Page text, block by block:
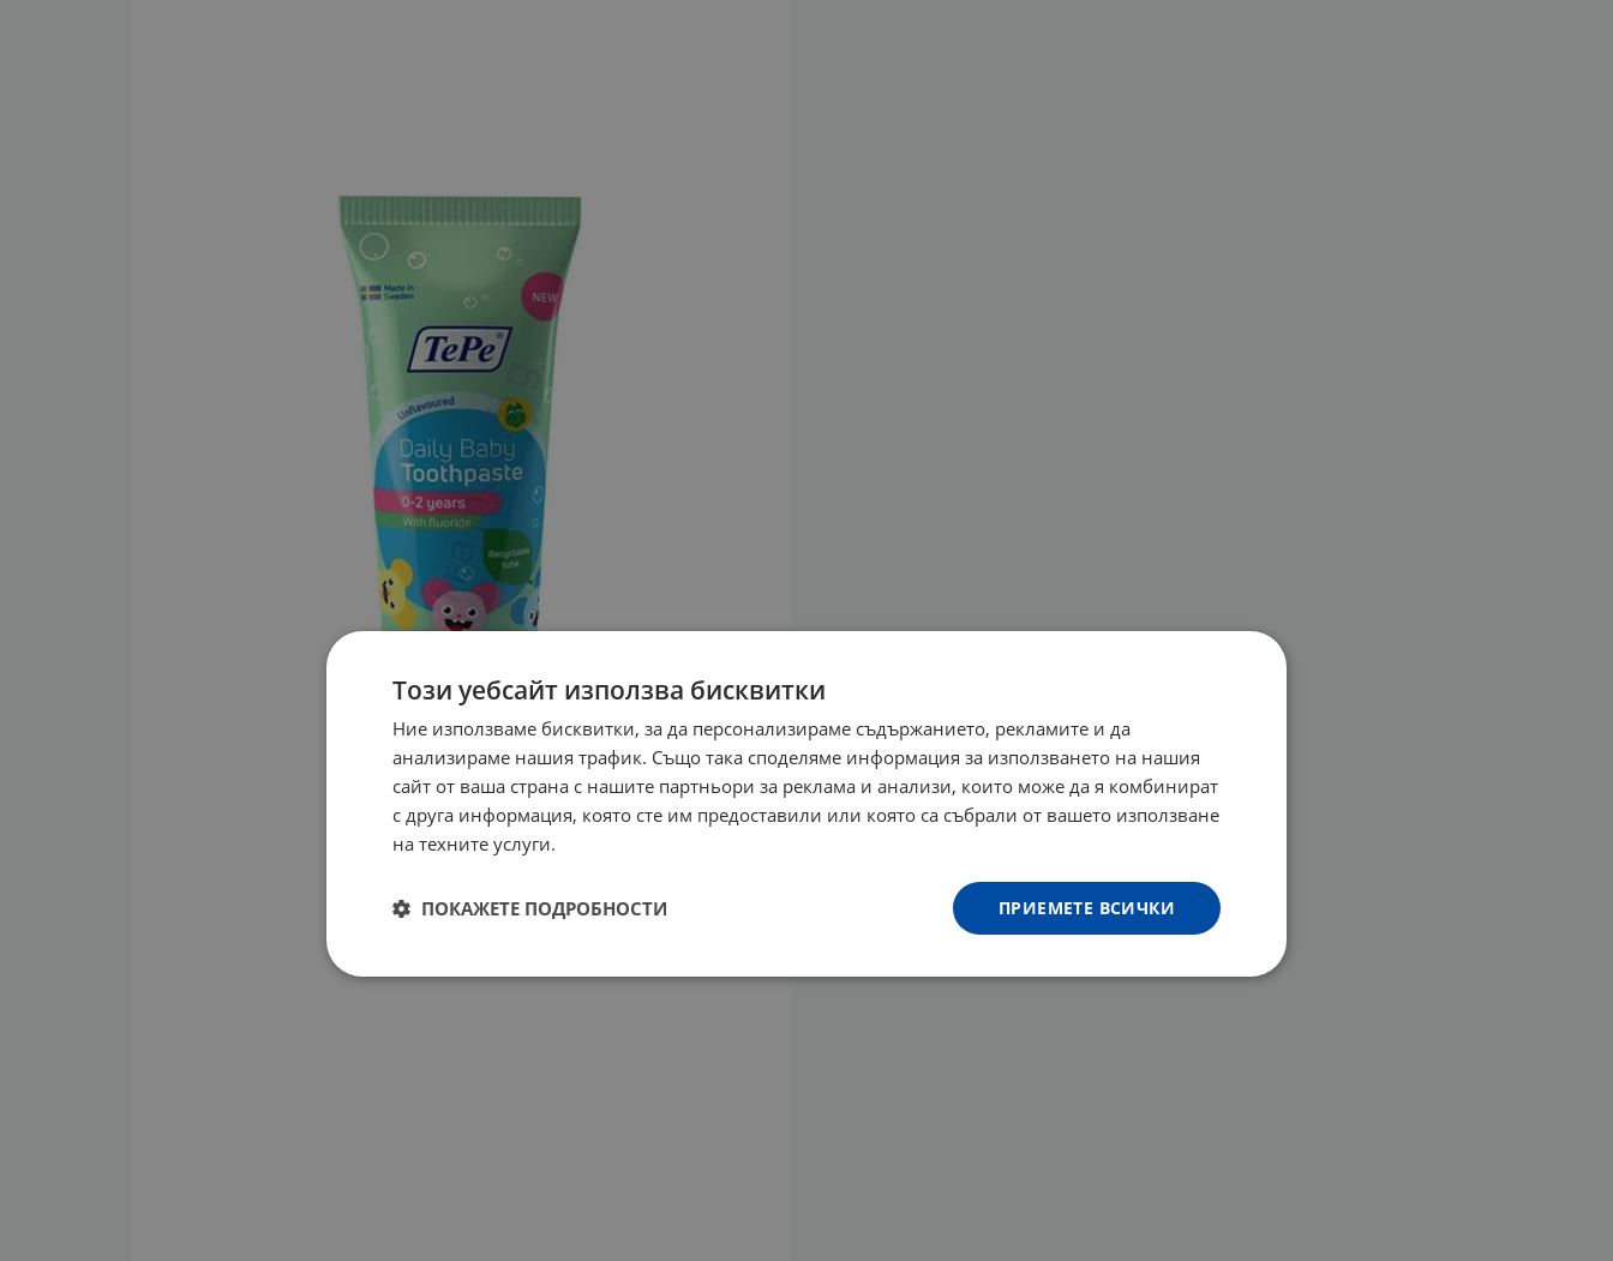
Този уебсайт използва бисквитки
Ние използваме бисквитки, за да персонализираме съдържанието, рекламите и да
анализираме нашия трафик. Също така споделяме информация за използването на нашия
сайт от ваша страна с нашите партньори за реклама и анализи, които може да я комбинират
с друга информация, която сте им предоставили или която са събрали от вашето използване
на техните услуги.
ПРИЕМЕТЕ ВСИЧКИ
ПОКАЖЕТЕ ПОДРОБНОСТИ